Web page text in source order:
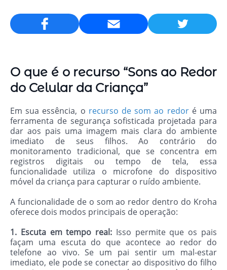
Email
O que é o recurso “Sons ao Redor
do Celular da Criança”
Em sua essência, o recurso de som ao redoré uma
ferramenta de segurança sofisticada projetada para
dar aos pais uma imagem mais clara do ambiente
imediato de seus filhos. Ao contrário do
monitoramento tradicional, que se concentra em
registros digitais ou tempo de tela, essa
funcionalidade utiliza o microfone do dispositivo
móvel da criança para capturar o ruído ambiente.
A funcionalidade de o som ao redor dentro do Kroha
oferece dois modos principais de operação:
1. Escuta em tempo real: Isso permite que os pais
façam uma escuta do que acontece ao redor do
telefone ao vivo. Se um pai sentir um mal-estar
imediato, ele pode se conectar ao dispositivo do filho